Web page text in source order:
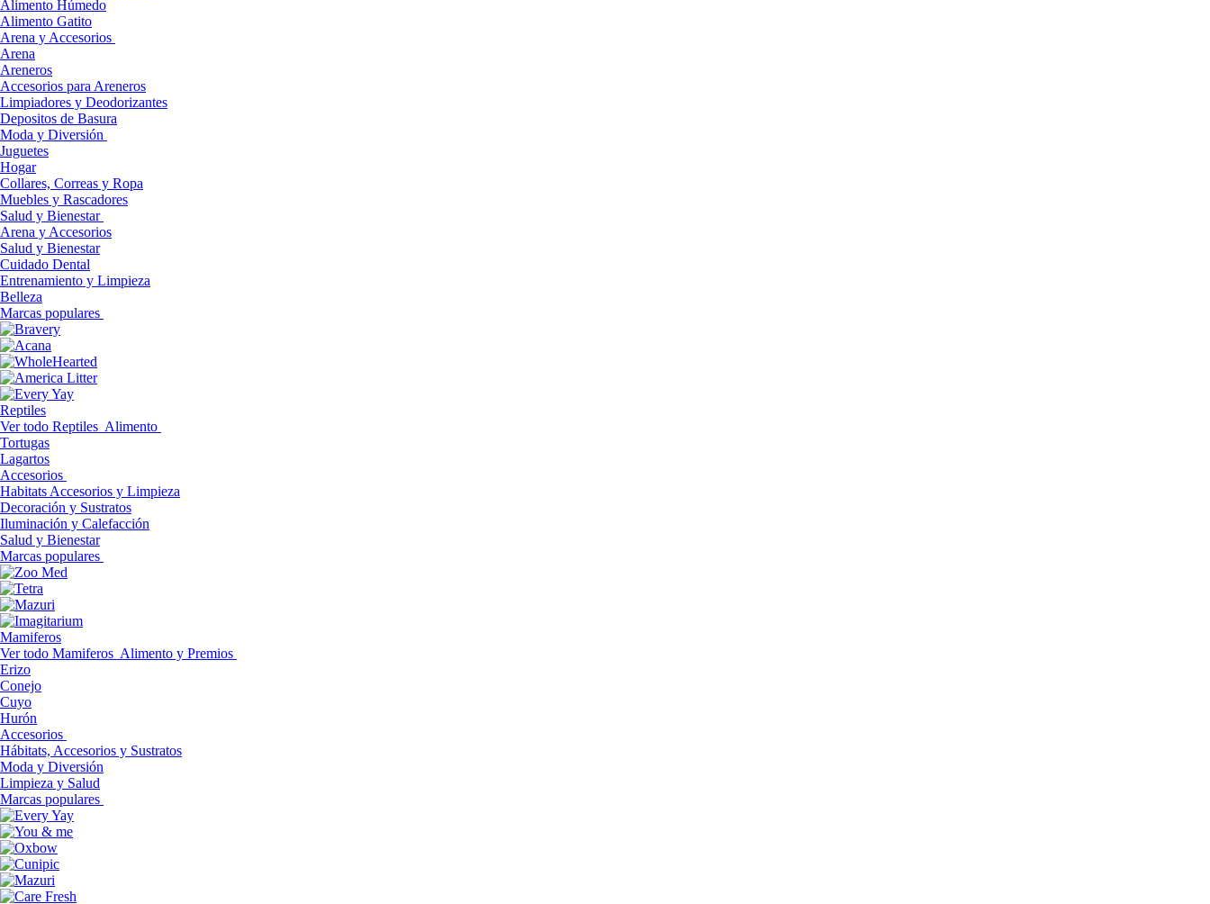
Alimento Húmedo
Alimento Gatito
Arena y Accesorios
Arena
Areneros
Accesorios para Areneros
Limpiadores y Deodorizantes
Depositos de Basura
Moda y Diversión
Juguetes
Hogar
Collares, Correas y Ropa
Muebles y Rascadores
Salud y Bienestar
Arena y Accesorios
Salud y Bienestar
Cuidado Dental
Entrenamiento y Limpieza
Belleza
Marcas populares
Reptiles
Ver todo Reptiles Alimento
Tortugas
Lagartos
Accesorios
Habitats Accesorios y Limpieza
Decoración y Sustratos
Iluminación y Calefacción
Salud y Bienestar
Marcas populares
Mamiferos
Ver todo Mamiferos Alimento y Premios
Erizo
Conejo
Cuyo
Hurón
Accesorios
Hábitats, Accesorios y Sustratos
Moda y Diversión
Limpieza y Salud
Marcas populares